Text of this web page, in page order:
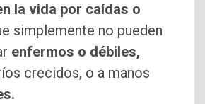
la vida por caídas o
simplemente no pueden
enfermos o débiles,
crecidos, o a manos